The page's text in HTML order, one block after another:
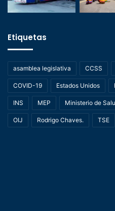
Etiquetas
asamblea legislativa CCSS
COVID-19 Estados Unidos
INS MEP Ministerio de
OIJ Rodrigo Chaves. TSE